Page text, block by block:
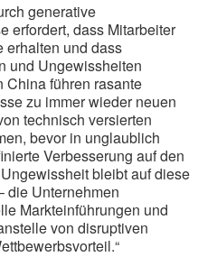
generative
erfordert, dass Mitarbeiter
erhalten und dass
und Ungewissheiten
China führen rasante
zu immer wieder neuen
technisch versierten
bevor in unglaublich
Verbesserung auf den
bleibt auf diese
die Unternehmen
Markteinführungen und
von disruptiven